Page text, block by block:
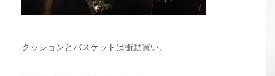
クッションとバスケットは衝動買い。